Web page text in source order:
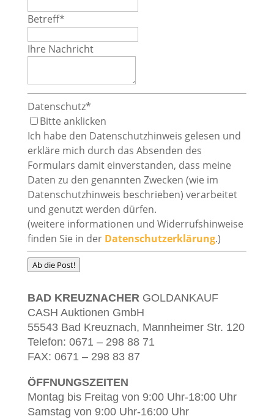
Betreff*
Ihre Nachricht
Datenschutz*
Bitte anklicken
Ich habe den Datenschutzhinweis gelesen und
erkläre mich durch das Absenden des
Formulars damit einverstanden, dass meine
Daten zu den genannten Zwecken (wie im
Datenschutzhinweis beschrieben) verarbeitet
und genutzt werden dürfen.
(weitere informationen und Widerrufshinweise
finden Sie in der Datenschutzerklärung.)
Ab die Post!
BAD KREUZNACHERGOLDANKAUF
CASH Auktionen GmbH
55543 Bad Kreuznach, Mannheimer Str. 120
Telefon: 0671 – 298 88 71
FAX: 0671 – 298 83 87
ÖFFNUNGSZEITEN
Montag bis Freitag von 9:00 Uhr-18:00 Uhr
Samstag von 9:00 Uhr-16:00 Uhr